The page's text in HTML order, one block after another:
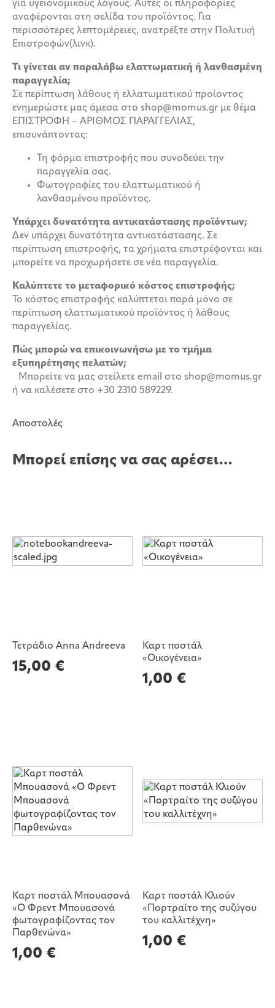
για υγειονομικούς λόγους. Αυτές οι πληροφορίες
αναφέρονται στη σελίδα του προϊόντος. Για
περισσότερες λεπτομέρειες, ανατρέξτε στην Πολιτική
Επιστροφών(λινκ).
Τι γίνεται αν παραλάβω ελαττωματική ή λανθασμένη
παραγγελία;
Σε περίπτωση λάθους ή ελλατωματικού προίοντος
ενημερώστε μας άμεσα στο shop@momus.gr με θέμα
ΕΠΙΣΤΡΟΦΗ – ΑΡΙΘΜΟΣ ΠΑΡΑΓΓΕΛΙΑΣ,
επισυνάπτοντας:
Τη φόρμα επιστροφής που συνοδεύει την
παραγγελία σας.
Φωτογραφίες του ελαττωματικού ή
λανθασμένου προϊόντος.
Υπάρχει δυνατότητα αντικατάστασης προϊόντων;
Δεν υπάρχει δυνατότητα αντικατάστασης. Σε
περίπτωση επιστροφής, τα χρήματα επιστρέφονται και
μπορείτε να προχωρήσετε σε νέα παραγγελία.
Καλύπτετε το μεταφορικό κόστος επιστροφής;
Το κόστος επιστροφής καλύπτεται παρά μόνο σε
περίπτωση ελαττωματικού προϊόντος ή λάθους
παραγγελίας.
Πώς μπορώ να επικοινωνήσω με το τμήμα
εξυπηρέτησης πελατών;
Μπορείτε να μας στείλετε email στο shop@momus.gr
ή να καλέσετε στο +30 2310 589229.
Αποστολές
Μπορεί επίσης να σας αρέσει…
Τετράδιο Anna Andreeva
15,00 €
Καρτ ποστάλ
«Οικογένεια»
1,00 €
Καρτ ποστάλ Μπουασονά
«Ο Φρεντ Μπουασονά
φωτογραφίζοντας τον
Παρθενώνα»
1,00 €
Καρτ ποστάλ Κλιούν
«Πορτραίτο της συζύγου
του καλλιτέχνη»
1,00 €